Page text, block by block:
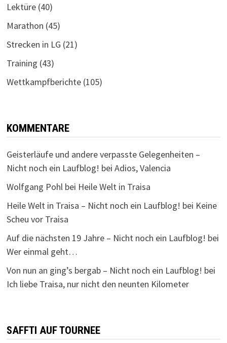
Lektüre(40)
Marathon (45)
Strecken in LG (21)
Training (43)
Wettkampfberichte(105)
KOMMENTARE
Geisterläufe und andere verpasste Gelegenheiten –
Nicht noch ein Laufblog! bei Adios, Valencia
Wolfgang Pohlbei Heile Welt in Traisa
Heile Welt in Traisa – Nicht noch ein Laufblog! bei Keine
Scheu vor Traisa
Auf die nächsten 19 Jahre – Nicht noch ein Laufblog! bei
Wer einmal geht…
Von nun an ging’s bergab – Nicht noch ein Laufblog! bei
Ich liebe Traisa, nur nicht den neunten Kilometer
SAFFTI AUF TOURNEE